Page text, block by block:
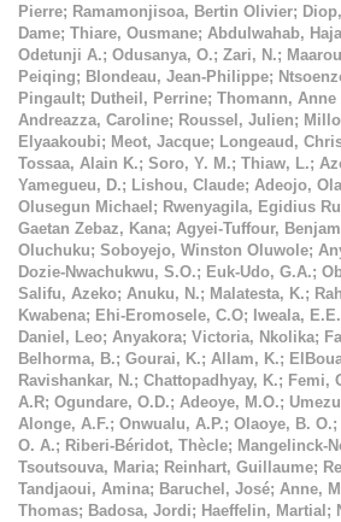
Pierre; Ramamonjisoa, Bertin Olivier;
Dame; Thiare, Ousmane; Abdulwahab,
Odetunji A.; Odusanya, O.; Zari, N.;
Peiqing; Blondeau, Jean-Philippe;
Pingault; Dutheil, Perrine; Thomann, Anne
Andreazza, Caroline; Roussel, Julien;
Elyaakoubi; Meot, Jacque; Longeaud,
Tossaa, Alain K.; Soro, Y. M.; Thiaw, L.;
Yamegueu, D.; Lishou, Claude; Adeojo,
Olusegun Michael ; Rwenyagila, Egidius
Gaetan Zebaz, Kana; Agyei-Tuffour,
Oluchuku; Soboyejo, Winston Oluwole;
Dozie-Nwachukwu, S.O.; Euk-Udo, G.A.;
Salifu, Azeko; Anuku, N.; Malatesta, K.;
Kwabena; Ehi-Eromosele, C.O; Iweala,
Daniel, Leo; Anyakora; Victoria, Nkolika;
Belhorma, B.; Gourai, K.; Allam, K.;
Ravishankar, N.; Chattopadhyay, K.; Femi,
A.R; Ogundare, O.D.; Adeoye, M.O.;
Alonge, A.F.; Onwualu, A.P.; Olaoye, B. O.;
O. A.; Riberi-Béridot, Thècle; Mangelinck-
Tsoutsouva, Maria; Reinhart, Guillaume;
Tandjaoui, Amina; Baruchel, José; Anne,
Thomas; Badosa, Jordi; Haeffelin, Martial ;